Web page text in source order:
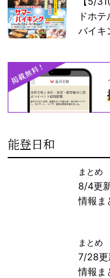
ドホ
バイキ
能登日和
まとめ
8/4更
情報ま
まとめ
7/28更
情報ま